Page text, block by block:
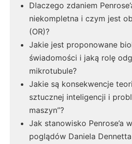
Dlaczego zdaniem
niekompletna i czym jest
(OR)?
Jakie jest proponowane
świadomości i jaką rolę
mikrotubule?
Jakie są konsekwencje
sztucznej inteligencji i
maszyn”?
Jak stanowisko Penrose’a
poglądów Daniela